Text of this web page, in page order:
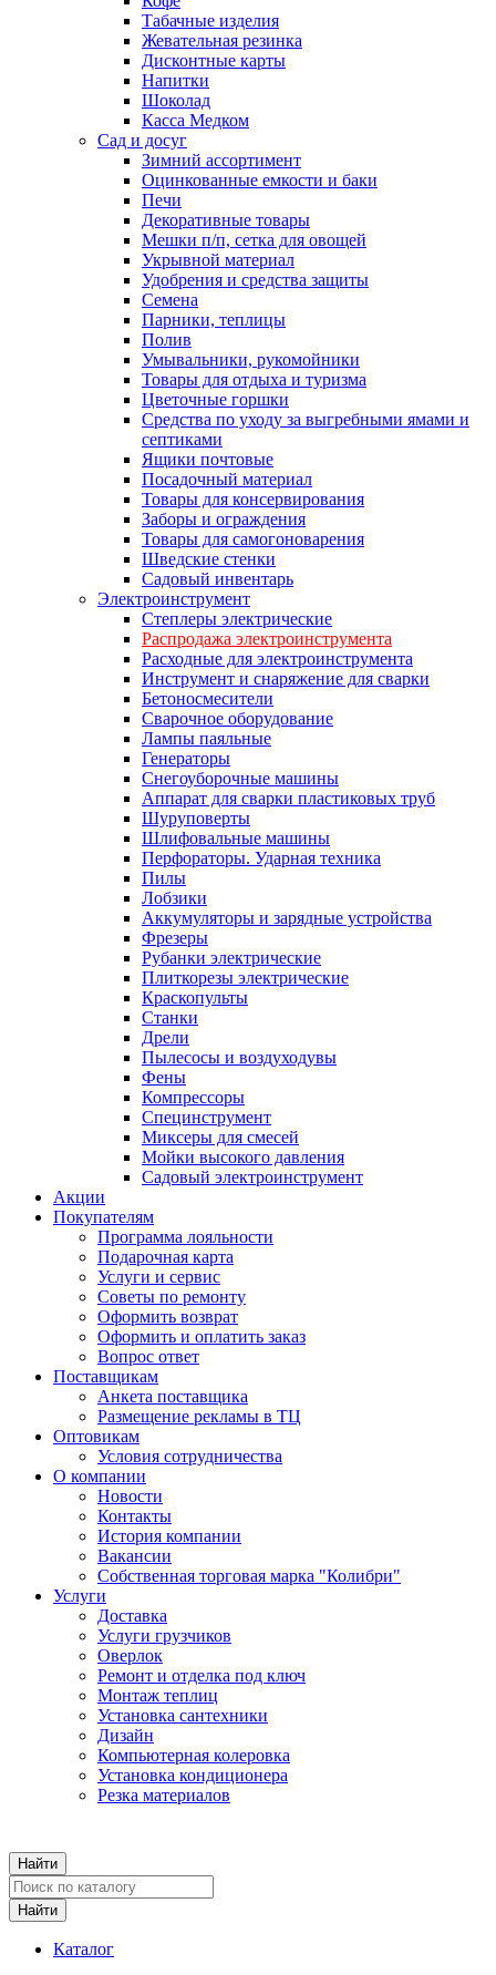
Табачные изделия
Жевательная резинка
Дисконтные карты
Напитки
Шоколад
Касса Медком
Сад и досуг
Зимний ассортимент
Оцинкованные емкости и баки
Печи
Декоративные товары
Мешки п/п, сетка для овощей
Укрывной материал
Удобрения и средства защиты
Семена
Парники, теплицы
Полив
Умывальники, рукомойники
Товары для отдыха и туризма
Цветочные горшки
Средства по уходу за выгребными ямами и
септиками
Ящики почтовые
Посадочный материал
Товары для консервирования
Заборы и ограждения
Товары для самогоноварения
Шведские стенки
Садовый инвентарь
Электроинструмент
Степлеры электрические
Распродажа электроинструмента
Расходные для электроинструмента
Инструмент и снаряжение для сварки
Бетоносмесители
Сварочное оборудование
Лампы паяльные
Генераторы
Снегоуборочные машины
Аппарат для сварки пластиковых труб
Шуруповерты
Шлифовальные машины
Перфораторы. Ударная техника
Пилы
Лобзики
Аккумуляторы и зарядные устройства
Фрезеры
Рубанки электрические
Плиткорезы электрические
Краскопульты
Станки
Дрели
Пылесосы и воздуходувы
Фены
Компрессоры
Специнструмент
Миксеры для смесей
Мойки высокого давления
Садовый электроинструмент
Акции
Покупателям
Программа лояльности
Подарочная карта
Услуги и сервис
Советы по ремонту
Оформить возврат
Оформить и оплатить заказ
Вопрос ответ
Поставщикам
Анкета поставщика
Размещение рекламы в ТЦ
Оптовикам
Условия сотрудничества
О компании
Новости
Контакты
История компании
Вакансии
Собственная торговая марка "Колибри"
Услуги
Доставка
Услуги грузчиков
Оверлок
Ремонт и отделка под ключ
Монтаж теплиц
Установка сантехники
Дизайн
Компьютерная колеровка
Установка кондиционера
Резка материалов
Каталог